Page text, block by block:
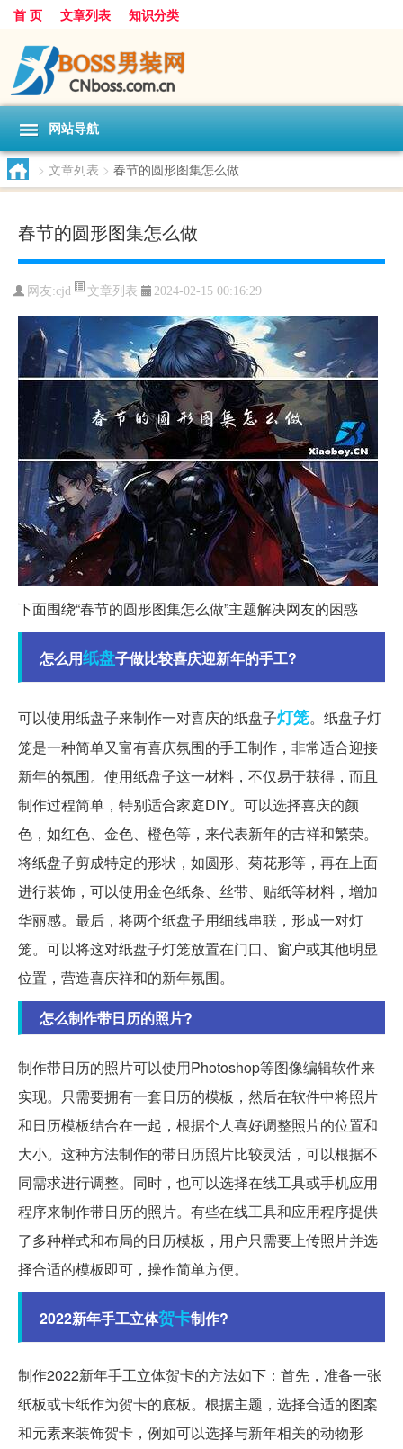
首 页 文章列表 知识分类
网站导航
> 文章列表 > 春节的圆形图集怎么做
春节的圆形图集怎么做
网友:cjd 文章列表 2024-02-15 00:16:29
下面围绕“春节的圆形图集怎么做”主题解决网友的困惑
怎么用纸盘子做比较喜庆迎新年的手工?
可以使用纸盘子来制作一对喜庆的纸盘子灯笼。纸盘子灯
笼是一种简单又富有喜庆氛围的手工制作，非常适合迎接
新年的氛围。使用纸盘子这一材料，不仅易于获得，而且
制作过程简单，特别适合家庭DIY。可以选择喜庆的颜
色，如红色、金色、橙色等，来代表新年的吉祥和繁荣。
将纸盘子剪成特定的形状，如圆形、菊花形等，再在上面
进行装饰，可以使用金色纸条、丝带、贴纸等材料，增加
华丽感。最后，将两个纸盘子用细线串联，形成一对灯
笼。可以将这对纸盘子灯笼放置在门口、窗户或其他明显
位置，营造喜庆祥和的新年氛围。
怎么制作带日历的照片?
制作带日历的照片可以使用Photoshop等图像编辑软件来
实现。只需要拥有一套日历的模板，然后在软件中将照片
和日历模板结合在一起，根据个人喜好调整照片的位置和
大小。这种方法制作的带日历照片比较灵活，可以根据不
同需求进行调整。同时，也可以选择在线工具或手机应用
程序来制作带日历的照片。有些在线工具和应用程序提供
了多种样式和布局的日历模板，用户只需要上传照片并选
择合适的模板即可，操作简单方便。
2022新年手工立体贺卡制作?
制作2022新年手工立体贺卡的方法如下：首先，准备一张
纸板或卡纸作为贺卡的底板。根据主题，选择合适的图案
和元素来装饰贺卡，例如可以选择与新年相关的动物形